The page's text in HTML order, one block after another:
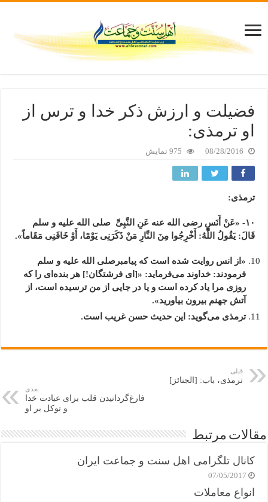
فضیلت و ارزش ذکر خدا و ترس از
او ترمذی:
08/28/2016 975 نمایش
ترمذی:
۱۰- «عَنْ أَنَسٍ رضی الله عنه عَنِ النَّبِیِّ صلی الله علیه و سلم
قَالَ: یَقُولُ اللَّهُ: أَخْرِجُوا مِنَ النَّارِ مَنْ ذَکَرَنِی یَوْمًا، أَوْ خَافَنِی مَقَاماً».
«از انس روایت شده است که پیامبرصلی الله علیه و سلم
فرمودند: خداوند می‌فرماید: «[ای فرشتگان!] هر بنده‌ای را که
روزی مرا یاد کرده است و یا در جایی از من ترسیده است، از
آتش جهنم بیرون بیاورید».
ترمذی می‌گوید: این حدیث حسن غریب است.
قبلی
ترمذی، باب: [الجنائز]
بعدی
فارغ‌گردانیدن قلب برای عبادت خدا
و توکل بر او
مقالات مرتبط
کانال تلگرامی اهل سنت و جماعت ایران
07/05/2017
انواع معاملات